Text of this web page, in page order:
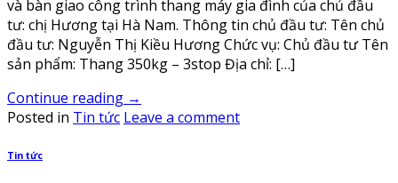
và bàn giao công trình thang máy gia đình của chủ đầu
tư: chị Hương tại Hà Nam. Thông tin chủ đầu tư: Tên chủ
đầu tư: Nguyễn Thị Kiều Hương Chức vụ: Chủ đầu tư Tên
sản phẩm: Thang 350kg – 3stop Địa chỉ: […]
Continue reading →
Posted in Tin tức Leave a comment
Tin tức